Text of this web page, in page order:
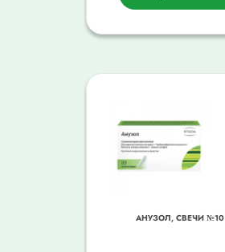
АНУЗОЛ, СВЕЧИ №10